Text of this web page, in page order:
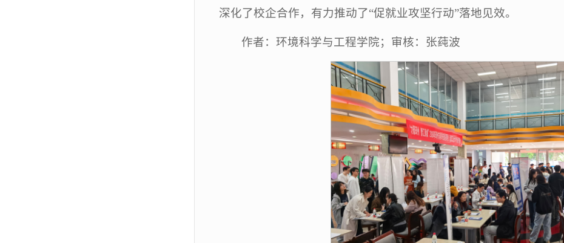
深化了校企合作，有力推动了“促就业攻坚行动”落地见效。
作者：环境科学与工程学院；审核：张莼波